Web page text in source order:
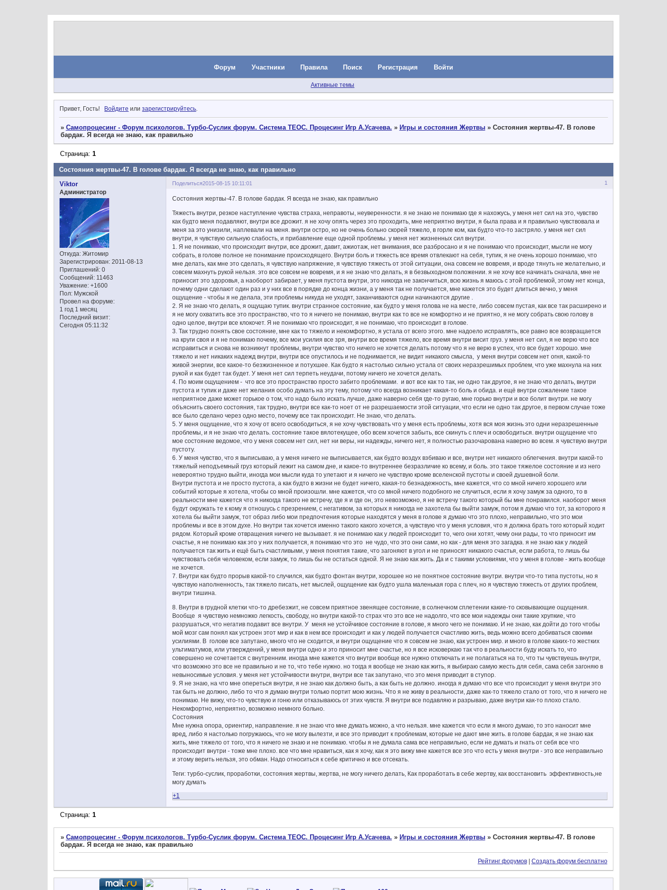
Форум Участники Правила Поиск Регистрация Войти
Активные темы
Привет, Гость! Войдите илизарегистрируйтесь
» Самопроцесинг - Форум психологов. Турбо-Суслик форум. Система ТЕОС. Процесинг Игр А.Усачева. » Игры и состояния Жертвы » Состояния жертвы-47. В голове
бардак. Я всегда не знаю, как правильно
Состояния жертвы-47. В голове бардак. Я всегда не знаю, как правильно
Страница: 1
Поделиться 1
2015-08-15 10:11:01
Viktor
Администратор
Откуда: Житомир
Зарегистрирован: 2011-08-13
Приглашений: 0
Сообщений: 11463
Уважение: +1600
Пол: Мужской
Провел на форуме:
1 год 1 месяц
Последний визит:
Сегодня 05:11:32
Состояния жертвы-47. В голове бардак. Я всегда не знаю, как правильно
Тяжесть внутри, резкое наступление чувства страха, неправоты, неуверенности. я не знаю не понимаю где я нахожусь, у меня нет сил на это, чувство
как будто меня подавляют, внутри все дрожит. я не хочу опять через это проходить, мне неприятно внутри, я была права и я правильно чувствовала и
меня за это унизили, наплевали на меня. внутри остро, но не очень больно скорей тяжело, в горле ком, как будто что-то застряло. у меня нет сил
внутри, я чувствую сильную слабость, и прибавление еще одной проблемы. у меня нет жизненных сил внутри.
1. Я не понимаю, что происходит внутри, все дрожит, давит, ажиотаж, нет внимания, все разбросано и я не понимаю что происходит, мысли не могу
собрать, в голове полное не понимание происходящего. Внутри боль и тяжесть все время отвлекают на себя, тупик, я не очень хорошо понимаю, что
мне делать, как мне это сделать, я чувствую напряжение, я чувствую тяжесть от этой ситуации, она совсем не вовремя, и вроде тянуть не желательно, и
совсем махнуть рукой нельзя. это все совсем не вовремя, и я не знаю что делать, я в безвыходном положении. я не хочу все начинать сначала, мне не
приносит это здоровья, а наоборот забирает, у меня пустота внутри, это никогда не закончиться, всю жизнь я маюсь с этой проблемой, этому нет конца,
почему одни сделают один раз и у них все в порядке до конца жизни, а у меня так не получается, мне кажется это будет длиться вечно, у меня
ощущение - чтобы я не делала, эти проблемы никуда не уходят, заканчиваются одни начинаются другие .
2. Я не знаю что делать, я ощущаю тупик. внутри странное состояние, как будто у меня голова не на месте, либо совсем пустая, как все так расширено и
я не могу охватить все это пространство, что то я ничего не понимаю, внутри как то все не комфортно и не приятно, я не могу собрать свою голову в
одно целое, внутри все клокочет. Я не понимаю что происходит, я не понимаю, что происходит в голове.
3. Так трудно понять свое состояние, мне как то тяжело и некомфортно, я устала от всего этого. мне надоело исправлять, все равно все возвращается
на круги своя и я не понимаю почему, все мои усилия все зря, внутри все время тяжело, все время внутри висит груз. у меня нет сил, я не верю что все
исправиться и снова не возникнут проблемы, внутри чувство что ничего не хочется делать потому что я не верю в успех, что все будет хорошо. мне
тяжело и нет никаких надежд внутри, внутри все опустилось и не поднимается, не видит никакого смысла, у меня внутри совсем нет огня, какой-то
живой энергии, все какое-то безжизненное и потухшее. Как будто я настолько сильно устала от своих неразрешимых проблем, что уже махнула на них
рукой и как будет так будет. У меня нет сил терпеть неудачи, потому ничего не хочется делать.
4. По моим ощущением - что все это пространство просто забито проблемами. и вот все как то так, не одно так другое, я не знаю что делать, внутри
пустота и тупик и даже нет желания особо думать на эту тему, потому что всегда возникает какая-то боль и обида. и ещё внутри сожаление такое
неприятное даже может горькое о том, что надо было искать лучше, даже наверно себя где-то ругаю, мне горько внутри и все болит внутри. не могу
объяснить своего состояния, так трудно, внутри все как-то ноет от не разрешаемости этой ситуации, что если не одно так другое, в первом случае тоже
все было сделано через одно место, почему все так происходит. Не знаю, что делать.
5. У меня ощущение, что я хочу от всего освободиться, я не хочу чувствовать что у меня есть проблемы, хотя вся моя жизнь это одни неразрешенные
проблемы, и я не знаю что делать. состояние такое вялотекущее, обо всем хочется забыть, все скинуть с плеч и освободиться. внутри ощущение что
мое состояние ведомое, что у меня совсем нет сил, нет ни веры, ни надежды, ничего нет, я полностью разочарована наверно во всем. я чувствую внутри
пустоту.
6. У меня чувство, что я выписываю, а у меня ничего не выписывается, как будто воздух взбиваю и все, внутри нет никакого облегчения. внутри какой-то
тяжелый неподъемный груз который лежит на самом дне, и какое-то внутреннее безразличие ко всему, и боль. это такое тяжелое состояние и из него
невероятно трудно выйти, иногда мои мысли куда то улетают и я ничего не чувствую кроме вселенской пустоты и своей душевной боли.
Внутри пустота и не просто пустота, а как будто в жизни не будет ничего, какая-то безнадежность, мне кажется, что со мной ничего хорошего или
событий которые я хотела, чтобы со мной произошли. мне кажется, что со мной ничего подобного не случиться, если я хочу замуж за одного, то в
реальности мне кажется что я никогда такого не встречу, где я и где он, это невозможно, я не встречу такого который бы мне понравился. наоборот меня
будут окружать те к кому я отношусь с презрением, с негативом, за которых я никогда не захотела бы выйти замуж, потом я думаю что тот, за которого я
хотела бы выйти замуж, тот образ либо мои предпочтения которые находятся у меня в голове я думаю что это плохо, неправильно, что это мои
проблемы и все в этом духе. Но внутри так хочется именно такого какого хочется, а чувствую что у меня условия, что я должна брать того который ходит
рядом. Который кроме отвращения ничего не вызывает. я не понимаю как у людей происходит то, чего они хотят, чему они рады, то что приносит им
счастье, я не понимаю как это у них получается, я понимаю что это не чудо, что это они сами, но как - для меня это загадка. я не знаю как у людей
получается так жить и ещё быть счастливыми, у меня понятия такие, что загоняют в угол и не приносят никакого счастья, если работа, то лишь бы
чувствовать себя человеком, если замуж, то лишь бы не остаться одной. Я не знаю как жить. Да и с такими условиями, что у меня в голове - жить вообще
не хочется.
7. Внутри как будто прорыв какой-то случился, как будто фонтан внутри, хорошее но не понятное состояние внутри. внутри что-то типа пустоты, но я
чувствую наполненность, так тяжело писать, нет мыслей, ощущение как будто ушла маленькая гора с плеч, но я чувствую тяжесть от других проблем,
внутри тишина.
8. Внутри в грудной клетки что-то дребезжит, не совсем приятное звенящее состояние, в солнечном сплетении какие-то сковывающие ощущения.
Вообще я чувствую немножко легкость, свободу, но внутри какой-то страх что это все не надолго, что все мои надежды они такие хрупкие, что
разрушаться, что негатив подавит все внутри. У меня не устойчивое состояние в голове, я много чего не понимаю. И не знаю, как дойти до того чтобы
мой мозг сам понял как устроен этот мир и как в нем все происходит и как у людей получается счастливо жить, ведь можно всего добиваться своими
усилиями. В голове все запутано, много что не сходится, и внутри ощущение что я совсем не знаю, как устроен мир. и много в голове каких-то жестких
ультиматумов, или утверждений, у меня внутри одно и это приносит мне счастье, но я все исковеркаю так что в реальности буду искать то, что
совершено не сочетается с внутренним. иногда мне кажется что внутри вообще все нужно отключать и не полагаться на то, что ты чувствуешь внутри,
что возможно это все не правильно и не то, что тебе нужно. но тогда я вообще не знаю как жить, я выбираю самую жесть для себя, сама себя загоняю в
невыносимые условия. у меня нет устойчивости внутри, внутри все так запутано, что это меня приводит в ступор.
9. Я не знаю, на что мне опереться внутри, я не знаю как должно быть, а как быть не должно. иногда я думаю что все что происходит у меня внутри это
так быть не должно, либо то что я думаю внутри только портит мою жизнь. Что я не живу в реальности, даже как-то тяжело стало от того, что я ничего не
понимаю. Не вижу, что-то чувствую и гоню или отказываюсь от этих чувств. Я внутри все подавляю и разрываю, даже внутри как-то плохо стало.
Некомфортно, неприятно, возможно немного больно.
Состояния
Мне нужна опора, ориентир, направление. я не знаю что мне думать можно, а что нельзя. мне кажется что если я много думаю, то это наносит мне
вред, либо я настолько погружаюсь, что не могу вылезти, и все это приводит к проблемам, которые не дают мне жить. в голове бардак, я не знаю как
жить, мне тяжело от того, что я ничего не знаю и не понимаю. чтобы я не думала сама все неправильно, если не думать и гнать от себя все что
происходит внутри - тоже мне плохо. все что мне нравиться, как я хочу, как я это вижу мне кажется все это что есть у меня внутри - это все неправильно
и этому верить нельзя, это обман. Надо относиться к себе критично и все отсекать.
Теги: турбо-суслик, проработки, состояния жертвы, жертва, не могу ничего делать, Как проработать в себе жертву, как восстановить эффективность,не
могу думать
+1
Страница: 1
» Самопроцесинг - Форум психологов. Турбо-Суслик форум. Система ТЕОС. Процесинг Игр А.Усачева. » Игры и состояния Жертвы » Состояния жертвы-47. В голове
бардак. Я всегда не знаю, как правильно
Рейтинг форумов| Создать форум бесплатно